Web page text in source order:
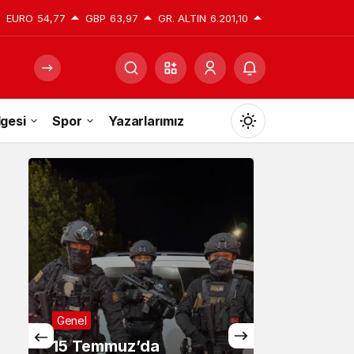
EURO 54,77 GBP 63,97 GR. ALTIN 6.201,10
Spor Yazarlarımız
Mod
değiştir
Gündüz Modu
Gündüz modunu seçin.
Gece Modu
Gece modunu seçin.